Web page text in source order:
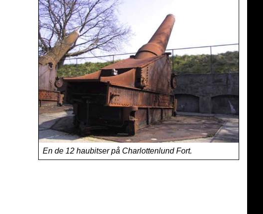
En de 12 haubitser på Charlottenlund Fort.